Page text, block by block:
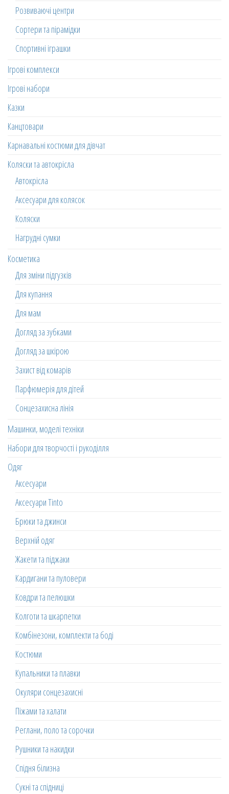
Розвиваючі центри
Сортери та пірамідки
Спортивні іграшки
Ігрові комплекси
Ігрові набори
Казки
Канцтовари
Карнавальні костюми для дівчат
Коляски та автокрісла
Автокрісла
Аксесуари для колясок
Коляски
Нагрудні сумки
Косметика
Для зміни підгузків
Для купання
Для мам
Догляд за зубками
Догляд за шкірою
Захист від комарів
Парфюмерія для дітей
Сонцезахисна лінія
Машинки, моделі техніки
Набори для творчості і рукоділля
Одяг
Аксесуари
Аксесуари Tinto
Брюки та джинси
Верхній одяг
Жакети та піджаки
Кардигани та пуловери
Ковдри та пелюшки
Колготи та шкарпетки
Комбінезони, комплекти та боді
Костюми
Купальники та плавки
Окуляри сонцезахисні
Піжами та халати
Реглани, поло та сорочки
Рушники та накидки
Спідня білизна
Сукні та спідниці